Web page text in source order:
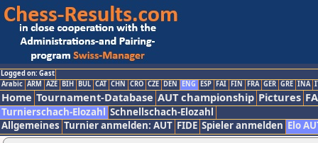
Logged on: Gast
Arabic ARM AZE BIH BUL CAT CHN CRO CZE DEN ENG ESP FAI FIN FRA GER GRE INA
Home Tournament-Database AUT championship Pictures
Turnierschach-Elozahl Schnellschach-Elozahl
Allgemeines Turnier anmelden: AUT FIDE Spieler anmelden Elo